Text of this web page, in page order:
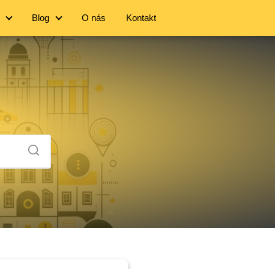
Blog O nás Kontakt